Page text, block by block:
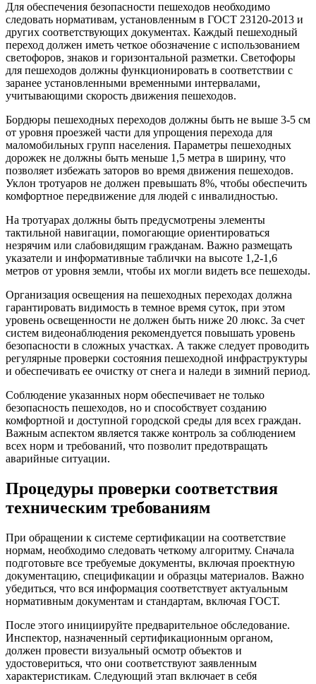
Для обеспечения безопасности пешеходов необходимо
следовать нормативам, установленным в ГОСТ 23120-2013 и
других соответствующих документах. Каждый пешеходный
переход должен иметь четкое обозначение с использованием
светофоров, знаков и горизонтальной разметки. Светофоры
для пешеходов должны функционировать в соответствии с
заранее установленными временными интервалами,
учитывающими скорость движения пешеходов.
Бордюры пешеходных переходов должны быть не выше 3-5 см
от уровня проезжей части для упрощения перехода для
маломобильных групп населения. Параметры пешеходных
дорожек не должны быть меньше 1,5 метра в ширину, что
позволяет избежать заторов во время движения пешеходов.
Уклон тротуаров не должен превышать 8%, чтобы обеспечить
комфортное передвижение для людей с инвалидностью.
На тротуарах должны быть предусмотрены элементы
тактильной навигации, помогающие ориентироваться
незрячим или слабовидящим гражданам. Важно размещать
указатели и информативные таблички на высоте 1,2-1,6
метров от уровня земли, чтобы их могли видеть все пешеходы.
Организация освещения на пешеходных переходах должна
гарантировать видимость в темное время суток, при этом
уровень освещенности не должен быть ниже 20 люкс. За счет
систем видеонаблюдения рекомендуется повышать уровень
безопасности в сложных участках. А также следует проводить
регулярные проверки состояния пешеходной инфраструктуры
и обеспечивать ее очистку от снега и наледи в зимний период.
Соблюдение указанных норм обеспечивает не только
безопасность пешеходов, но и способствует созданию
комфортной и доступной городской среды для всех граждан.
Важным аспектом является также контроль за соблюдением
всех норм и требований, что позволит предотвращать
аварийные ситуации.
Процедуры проверки соответствия
техническим требованиям
При обращении к системе сертификации на соответствие
нормам, необходимо следовать четкому алгоритму. Сначала
подготовьте все требуемые документы, включая проектную
документацию, спецификации и образцы материалов. Важно
убедиться, что вся информация соответствует актуальным
нормативным документам и стандартам, включая ГОСТ.
После этого инициируйте предварительное обследование.
Инспектор, назначенный сертификационным органом,
должен провести визуальный осмотр объектов и
удостовериться, что они соответствуют заявленным
характеристикам. Следующий этап включает в себя